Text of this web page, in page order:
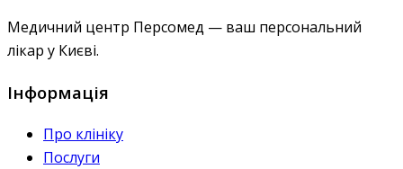
Медичний центр Персомед — ваш персональний
лікар у Києві.
Інформація
Про клініку
Послуги